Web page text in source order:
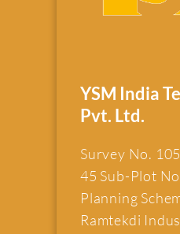
YSM India
Pvt. Ltd.
Survey No.
45 Sub-Plot
Planning
Ramtekdi